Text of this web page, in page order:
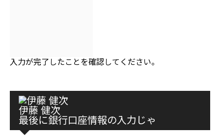
入力が完了したことを確認してください。
伊藤 健次
最後に銀行口座情報の入力じゃ